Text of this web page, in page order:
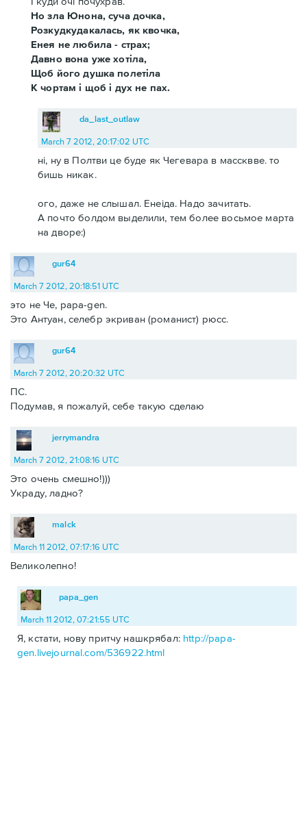
Но зла Юнона, суча дочка,
Розкудкудакалась, як квочка,
Енея не любила - страх;
Давно вона уже хотіла,
Щоб його душка полетіла
К чортам і щоб і дух не пах.
da_last_outlaw
March 7 2012, 20:17:02 UTC
нi, ну в Полтви це буде як Чегевара в массквве. то
бишь никак.
ого, даже не слышал. Енеiда. Надо зачитать.
А почто болдом выделили, тем более восьмое марта
на дворе:)
gur64
March 7 2012, 20:18:51 UTC
это не Че, papa-gen.
Это Антуан, селебр экриван (романист) рюсс.
gur64
March 7 2012, 20:20:32 UTC
ПС.
Подумав, я пожалуй, себе такую сделаю
jerrymandra
March 7 2012, 21:08:16 UTC
Это очень смешно!)))
Украду, ладно?
malck
March 11 2012, 07:17:16 UTC
Великолепно!
papa_gen
March 11 2012, 07:21:55 UTC
Я, кстати, нову притчу нашкрябал: http://papa-
gen.livejournal.com/536922.html